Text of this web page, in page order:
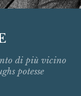
di più vicino
potesse